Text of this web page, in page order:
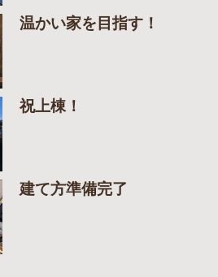
温かい家を目指す！
祝上棟！
建て方準備完了